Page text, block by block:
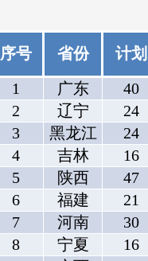
序号 省份 计划
1
广东 40
2
辽宁 24
3
黑龙江 24
4
吉林 16
5
陕西 47
6
福建 21
7
河南 30
8
宁夏 16